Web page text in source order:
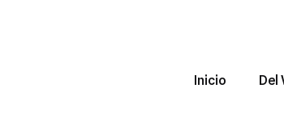
Inicio Del